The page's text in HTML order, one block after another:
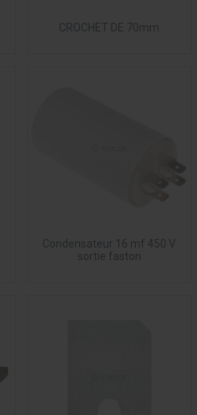
CROCHET DE 70mm
Condensateur 16 mf 450 V
sortie faston